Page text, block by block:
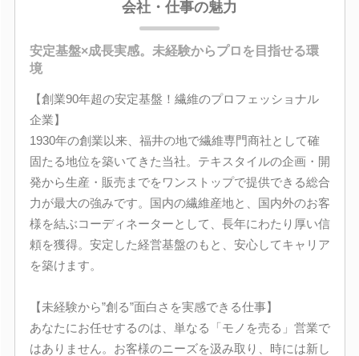
会社・仕事の魅力
安定基盤×成長実感。未経験からプロを目指せる環
境
【創業90年超の安定基盤！繊維のプロフェッショナル
企業】
1930年の創業以来、福井の地で繊維専門商社として確
固たる地位を築いてきた当社。テキスタイルの企画・開
発から生産・販売までをワンストップで提供できる総合
力が最大の強みです。国内の繊維産地と、国内外のお客
様を結ぶコーディネーターとして、長年にわたり厚い信
頼を獲得。安定した経営基盤のもと、安心してキャリア
を築けます。
【未経験から”創る”面白さを実感できる仕事】
あなたにお任せするのは、単なる「モノを売る」営業で
はありません。お客様のニーズを汲み取り、時には新し